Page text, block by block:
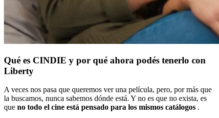
Qué es CINDIE y por qué ahora podés tenerlo con
Liberty
A veces nos pasa que queremos ver una película, pero, por más que
la buscamos, nunca sabemos dónde está. Y no es que no exista, es
que no todo el cine está pensado para los mismos catálogos .